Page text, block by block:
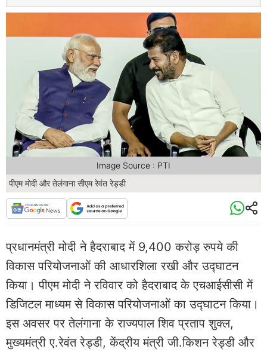
पीएम मोदी और तेलंगाना सीएम रेवंत रेड्डी
Image Source : PTI
प्रधानमंत्री मोदी ने हैदराबाद में 9,400 करोड़ रुपये की
विकास परियोजनाओं की आधारशिला रखी और उद्घाटन
किया। पीएम मोदी ने रविवार को हैदराबाद के एचआईसीसी में
डिजिटल माध्यम से विकास परियोजनाओं का उद्घाटन किया।
इस अवसर पर तेलंगाना के राज्यपाल शिव प्रताप शुक्ल,
मुख्यमंत्री ए.रेवंत रेड्डी, केंद्रीय मंत्री जी.किशन रेड्डी और